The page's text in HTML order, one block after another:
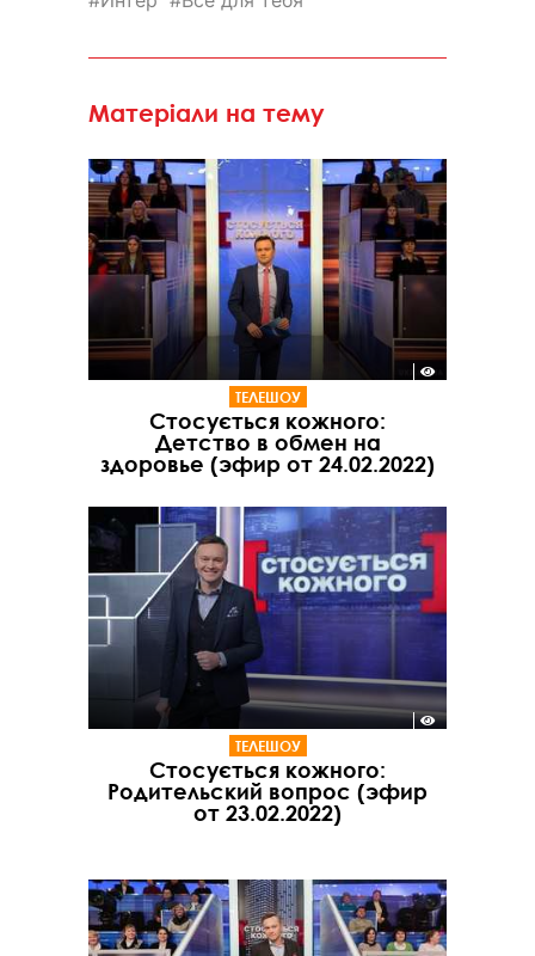
Матеріали на тему
ТЕЛЕШОУ
Стосується кожного:
Детство в обмен на
здоровье (эфир от 24.02.2022)
ТЕЛЕШОУ
Стосується кожного:
Родительский вопрос (эфир
от 23.02.2022)